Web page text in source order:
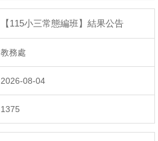
【115小三常態編班】結果公告
教務處
2026-08-04
1375